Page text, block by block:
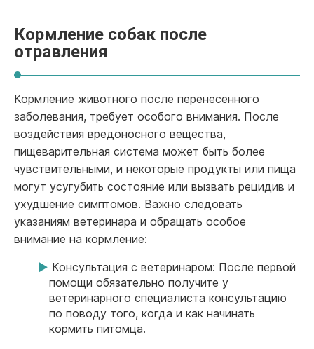
Кормление собак после
отравления
Кормление животного после перенесенного
заболевания, требует особого внимания. После
воздействия вредоносного вещества,
пищеварительная система может быть более
чувствительными, и некоторые продукты или пища
могут усугубить состояние или вызвать рецидив и
ухудшение симптомов. Важно следовать
указаниям ветеринара и обращать особое
внимание на кормление:
Консультация с ветеринаром: После первой
помощи обязательно получите у
ветеринарного специалиста консультацию
по поводу того, когда и как начинать
кормить питомца.